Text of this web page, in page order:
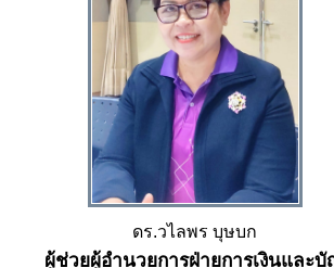
ดร.วไลพร บุษบก
ผู้ช่วยผู้อำนวยการฝ่ายการเงินและ